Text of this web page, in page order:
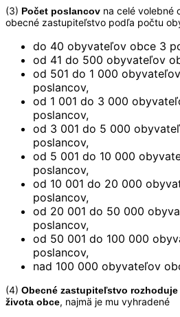
(3) Počet poslancov na celé volebné
obecné zastupiteľstvo podľa počtu
do 40 obyvateľov obce 3
od 41 do 500 obyvateľov
od 501 do 1 000
poslancov,
od 1 001 do 3 000
poslancov,
od 3 001 do 5 000
poslancov,
od 5 001 do 10 000
poslancov,
od 10 001 do 20 000
poslancov,
od 20 001 do 50 000
poslancov,
od 50 001 do 100 000
poslancov,
nad 100 000 obyvateľov
(4) Obecné zastupiteľstvo
života obce, najmä je mu vyhradené